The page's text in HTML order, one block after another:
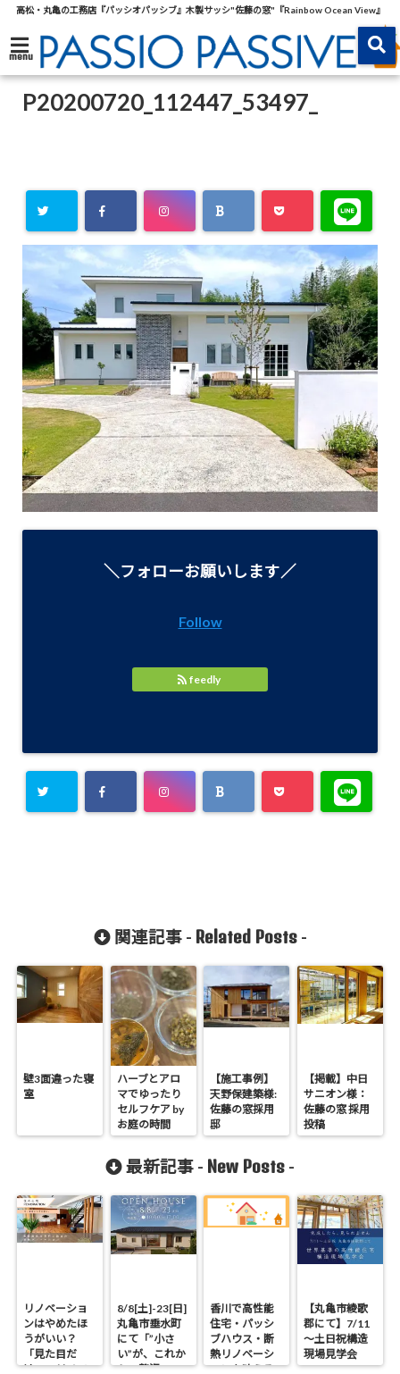
高松・丸亀の工務店『パッシオパッシブ』木製サッシ"佐藤の窓"『Rainbow Ocean View』
menu
P20200720_112447_53497_
＼フォローお願いします／
Follow
feedly
関連記事 - Related Posts-
壁3面違った寝
室
ハーブとアロ
マでゆったり
セルフケア by
お庭の時間
【施工事例】
天野保建築様:
佐藤の窓採用
邸
【掲載】中日
サニオン様：
佐藤の窓 採用
投稿
最新記事 - New Posts -
リノベーショ
ンはやめたほ
うがいい？
「見た目だ
け」のリノベ
8/8[土]-23[日]
丸亀市垂水町
にて「”小さ
い”が、これか
らの贅沢。」
香川で高性能
住宅・パッシ
ブハウス・断
熱リノベーシ
ョンを叶える
【丸亀市綾歌
郡にて】7/11
～土日祝構造
現場見学会